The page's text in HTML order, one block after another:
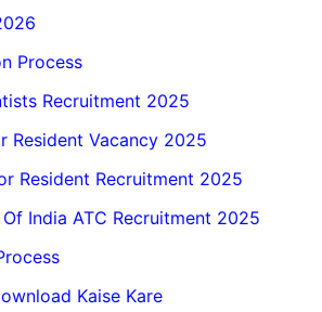
Process
Recruitment 2025
Resident Vacancy 2025
Resident Recruitment 2025
India ATC Recruitment 2025
Kaise Kare